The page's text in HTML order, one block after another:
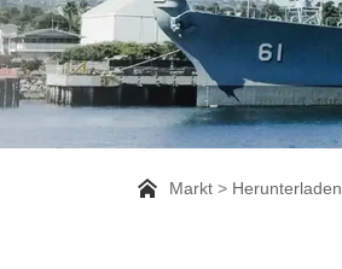
Markt Herunterladen